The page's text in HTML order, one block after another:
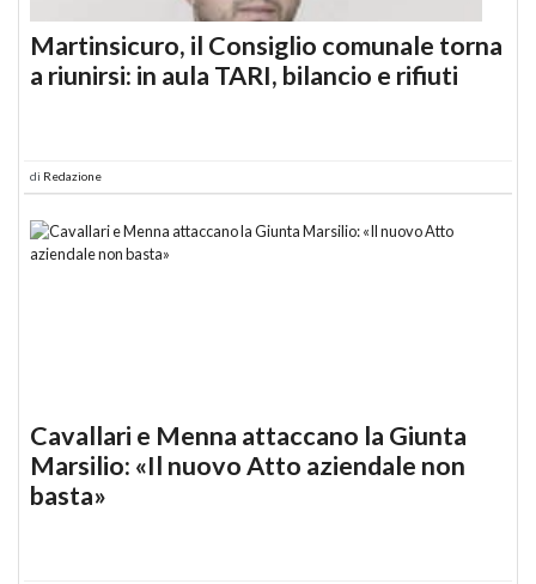
Martinsicuro, il Consiglio comunale torna
a riunirsi: in aula TARI, bilancio e rifiuti
di Redazione
Cavallari e Menna attaccano la Giunta
Marsilio: «Il nuovo Atto aziendale non
basta»